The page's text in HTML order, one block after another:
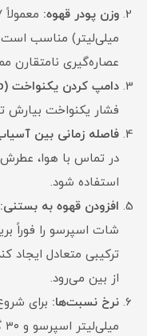
وزن پودر قهوه:
میلی‌لیتر) مناسب است.
عصاره‌گیری
دامپ کردن یکنواخت (Tamp):
فشار یکنواخت بیارش
فاصله زمانی بین
در تماس با هوا،
استفاده شود.
افزودن قهوه به بستنی:
شات اسپرسو را فوراً
ترکیبی متعادل ایجاد
از بین می‌رود.
نرخ نسبت‌ها: